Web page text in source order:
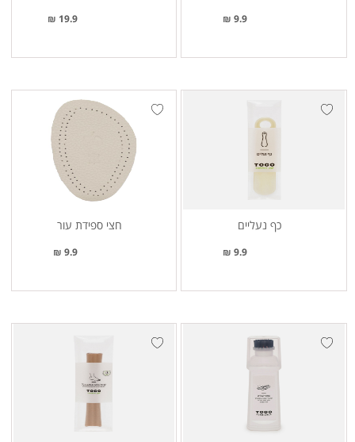
9.9 ₪
19.9 ₪
כף נעליים
9.9 ₪
חצי ספידת עור
9.9 ₪